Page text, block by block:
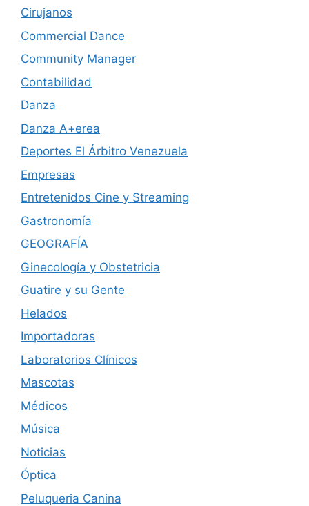
Cirujanos
Commercial Dance
Community Manager
Contabilidad
Danza
Danza A+erea
Deportes El Árbitro Venezuela
Empresas
Entretenidos Cine y Streaming
Gastronomía
GEOGRAFÍA
Ginecología y Obstetricia
Guatire y su Gente
Helados
Importadoras
Laboratorios Clínicos
Mascotas
Médicos
Música
Noticias
Óptica
Peluqueria Canina